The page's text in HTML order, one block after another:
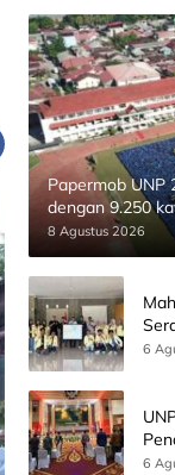
Papermob UNP
dengan 9.250
8 Agustus 2026
6
6